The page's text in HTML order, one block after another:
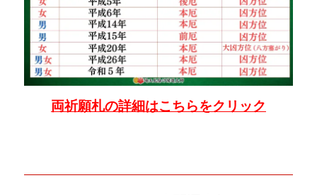
両祈願札の詳細はこちらをクリック